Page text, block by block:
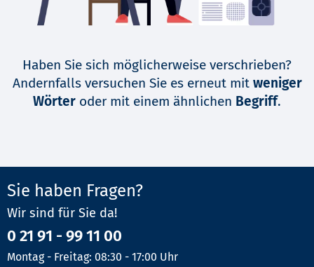
Haben Sie sich möglicherweise verschrieben?
Andernfalls versuchen Sie es erneut mit weniger
Wörter oder mit einem ähnlichen Begriff.
Sie haben Fragen?
Wir sind für Sie da!
0 21 91 - 99 11 00
Montag - Freitag: 08:30 - 17:00 Uhr